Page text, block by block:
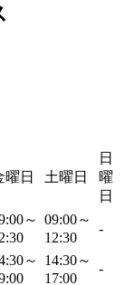
曜日 土曜日
日
曜
日
～ 09:00～
12:30
-
～
14:30～
17:00
-